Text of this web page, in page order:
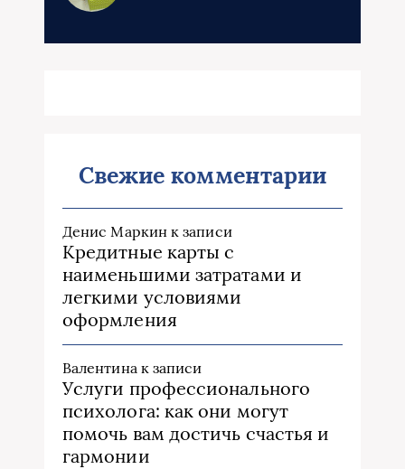
Свежие комментарии
Денис Маркинк записи
Кредитные карты с
наименьшими затратами и
легкими условиями
оформления
Валентинак записи
Услуги профессионального
психолога: как они могут
помочь вам достичь счастья и
гармонии